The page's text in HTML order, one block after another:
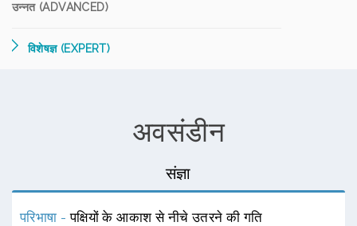
उन्नत (ADVANCED)
विशेषज्ञ (EXPERT)
अवसंडीन
संज्ञा
परिभाषा -पक्षियों के आकाश से नीचे उतरने की गति